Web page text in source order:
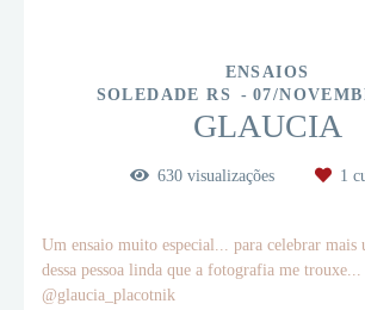
ENSAIOS
SOLEDADE RS
07/
GLAUCIA
630visualizações 1
Um ensaio muito especial... para celebrar mais
dessa pessoa linda que a fotografia me trouxe...
@glaucia_placotnik